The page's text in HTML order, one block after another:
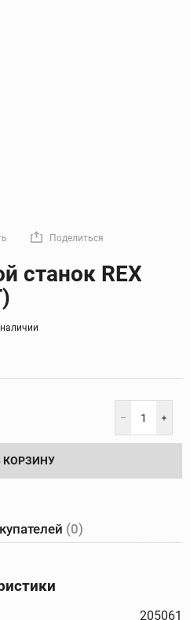
Поделиться
ссылку
станок REX
КОРЗИНУ
(0)
205061